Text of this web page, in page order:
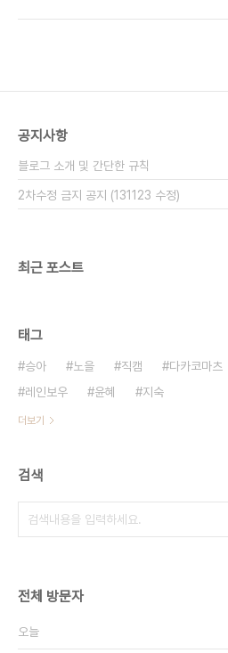
공지사항
블로그 소개 및 간단한 규칙
2차수정 금지 공지 (131123 수정)
최근 포스트
태그
승아 노을 직캠 다카코마츠
레인보우
윤혜 지숙
더보기
검색
전체 방문자
오늘